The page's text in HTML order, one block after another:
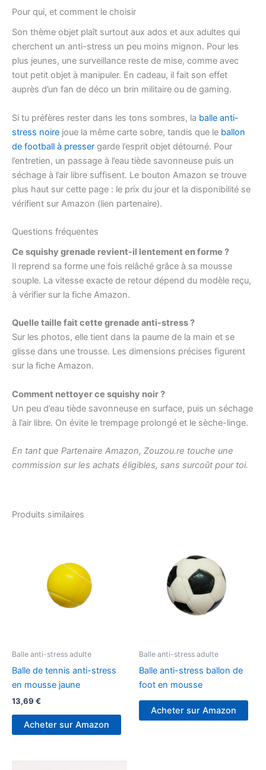
Pour qui, et comment le choisir
Son thème objet plaît surtout aux ados et aux adultes qui
cherchent un anti-stress un peu moins mignon. Pour les
plus jeunes, une surveillance reste de mise, comme avec
tout petit objet à manipuler. En cadeau, il fait son effet
auprès d’un fan de déco un brin militaire ou de gaming.
Si tu préfères rester dans les tons sombres, la balle anti-
stress noire joue la même carte sobre, tandis que le ballon
de football à presser garde l’esprit objet détourné. Pour
l’entretien, un passage à l’eau tiède savonneuse puis un
séchage à l’air libre suffisent. Le bouton Amazon se trouve
plus haut sur cette page : le prix du jour et la disponibilité se
vérifient sur Amazon (lien partenaire).
Questions fréquentes
Ce squishy grenade revient-il lentement en forme ?
Il reprend sa forme une fois relâché grâce à sa mousse
souple. La vitesse exacte de retour dépend du modèle reçu,
à vérifier sur la fiche Amazon.
Quelle taille fait cette grenade anti-stress ?
Sur les photos, elle tient dans la paume de la main et se
glisse dans une trousse. Les dimensions précises figurent
sur la fiche Amazon.
Comment nettoyer ce squishy noir ?
Un peu d’eau tiède savonneuse en surface, puis un séchage
à l’air libre. On évite le trempage prolongé et le sèche-linge.
En tant que Partenaire Amazon, Zouzou.re touche une
commission sur les achats éligibles, sans surcoût pour toi.
Produits similaires
Balle anti-stress adulte
Balle de tennis anti-stress
en mousse jaune
13,69 €
Acheter sur Amazon
Balle anti-stress adulte
Balle anti-stress ballon de
foot en mousse
Acheter sur Amazon